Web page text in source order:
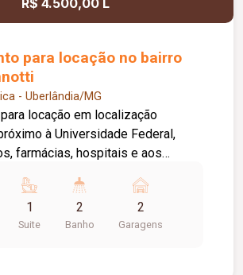
R$ 4.500,00 L
para locação no bairro
- Uberlândia/MG
locação em localização
à Universidade Federal,
farmácias, hospitais e aos
01 suíte ampla com closet,
e praticidade para toda a
sala espaçosa com vista livre,
1
Suite
2
Banho
2
Garagens